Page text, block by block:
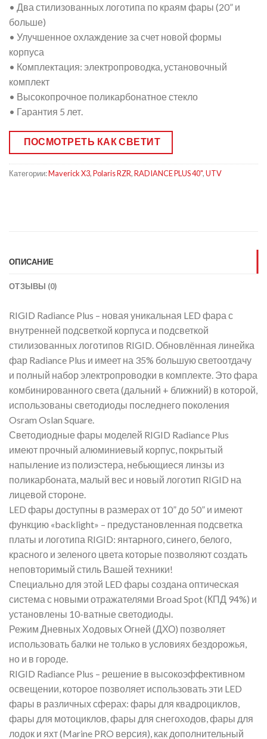
• Два стилизованных логотипа по краям фары (20” и
больше)
• Улучшенное охлаждение за счет новой формы
корпуса
• Комплектация: электропроводка, установочный
комплект
• Высокопрочное поликарбонатное стекло
• Гарантия 5 лет.
ПОСМОТРЕТЬ КАК СВЕТИТ
Категории:Maverick X3,Polaris RZR,RADIANCE PLUS 40",UTV
ОПИСАНИЕ
ОТЗЫВЫ (0)
RIGID Radiance Plus – новая уникальная LED фара с
внутренней подсветкой корпуса и подсветкой
стилизованных логотипов RIGID. Обновлённая линейка
фар Radiance Plus и имеет на 35% большую светоотдачу
и полный набор электропроводки в комплекте. Это фара
комбинированного света (дальний + ближний) в которой,
использованы светодиоды последнего поколения
Osram Oslan Square.
Светодиодные фары моделей RIGID Radiance Plus
имеют прочный алюминиевый корпус, покрытый
напыление из полиэстера, небьющиеся линзы из
поликарбоната, малый вес и новый логотип RIGID на
лицевой стороне.
LED фары доступны в размерах от 10” до 50” и имеют
функцию «backlight» – предустановленная подсветка
платы и логотипа RIGID: янтарного, синего, белого,
красного и зеленого цвета которые позволяют создать
неповторимый стиль Вашей техники!
Специально для этой LED фары создана оптическая
система с новыми отражателями Broad Spot (КПД 94%) и
установлены 10-ватные светодиоды.
Режим Дневных Ходовых Огней (ДХО) позволяет
использовать балки не только в условиях бездорожья,
но и в городе.
RIGID Radiance Plus – решение в высокоэффективном
освещении, которое позволяет использовать эти LED
фары в различных сферах: фары для квадроциклов,
фары для мотоциклов, фары для снегоходов, фары для
лодок и яхт (Marine PRO версия), как дополнительный